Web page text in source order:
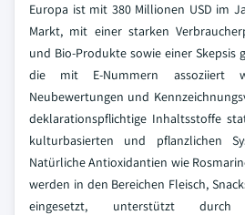
Europa ist mit 380 Millionen USD im
Markt, mit einer starken
und Bio-Produkte sowie einer Skepsis
die mit E-Nummern assoziiert
Neubewertungen und
deklarationspflichtige Inhaltsstoffe
kulturbasierten und pflanzlichen
Natürliche Antioxidantien wie
werden in den Bereichen Fleisch,
eingesetzt, unterstützt durch